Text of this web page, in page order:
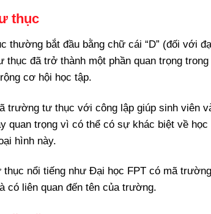
thục
thường bắt đầu bằng chữ cái “D” (đối với
đã trở thành một phần quan trọng
cơ hội học tập.
trường tư thục với công lập giúp sinh viên
quan trọng vì có thể có sự khác biệt về
hình này.
nổi tiếng như Đại học FPT có mã
có liên quan đến tên của trường.